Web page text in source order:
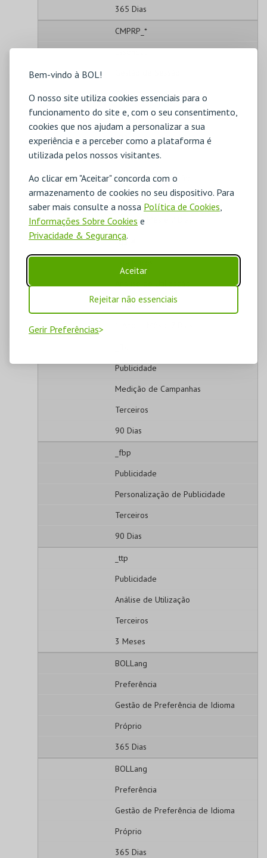
Bem-vindo à BOL!
O nosso site utiliza cookies essenciais para o
funcionamento do site e, com o seu consentimento,
cookies que nos ajudam a personalizar a sua
experiência e a perceber como a plataforma é
utilizada pelos nossos visitantes.
Ao clicar em "Aceitar" concorda com o
armazenamento de cookies no seu dispositivo. Para
saber mais consulte a nossa Política de Cookies
Informações Sobre Cookies e
Privacidade & Segurança.
Aceitar
Rejeitar não essenciais
Gerir Preferências
365 Dias
CMPRP_*
Essencial
Próprio
2 Dias
Estatísticos
Análise de Utilização
Terceiros
1 Ano, 1 Mês e 7 Dias
_ga_#
Terceiros
Publicidade
Medição de Campanhas
Terceiros
90 Dias
_fbp
Publicidade
Personalização de Publicidade
Terceiros
90 Dias
_ttp
Publicidade
Análise de Utilização
Terceiros
3 Meses
BOLLang
Preferência
Gestão de Preferência de Idioma
Próprio
365 Dias
BOLLang
Preferência
Gestão de Preferência de Idioma
Próprio
365 Dias